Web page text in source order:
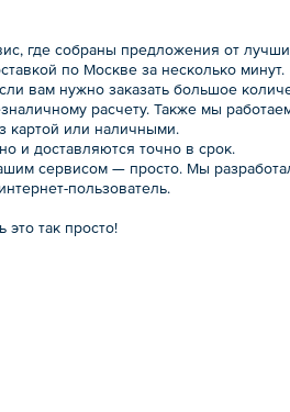
где собраны предложения от
по Москве за несколько минут.
вам нужно заказать большое
расчету. Также мы
картой или наличными.
и доставляются точно в срок.
сервисом — просто. Мы
пользователь.
это так просто!